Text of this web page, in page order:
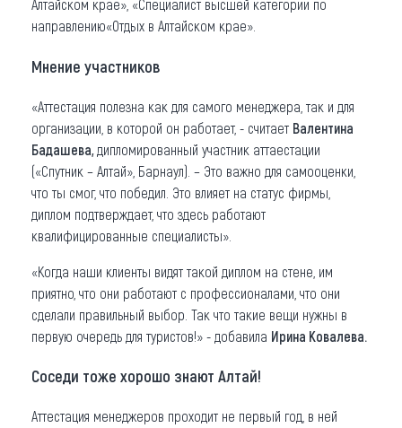
Алтайском крае», «Специалист высшей категории по
направлению«Отдых в Алтайском крае».
Мнение участников
«Аттестация полезна как для самого менеджера, так и для
организации, в которой он работает, - считает Валентина
Бадашева, дипломированный участник аттаестации
(«Спутник – Алтай», Барнаул). – Это важно для самооценки,
что ты смог, что победил. Это влияет на статус фирмы,
диплом подтверждает, что здесь работают
квалифицированные специалисты».
«Когда наши клиенты видят такой диплом на стене, им
приятно, что они работают с профессионалами, что они
сделали правильный выбор. Так что такие вещи нужны в
первую очередь для туристов!» - добавила Ирина Ковалева.
Соседи тоже хорошо знают Алтай!
Аттестация менеджеров проходит не первый год, в ней